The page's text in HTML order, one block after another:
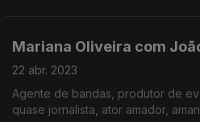
Mariana Oliveira com
22 abr. 2023
Agente de bandas, produtor de
quase jornalista, ator amador,